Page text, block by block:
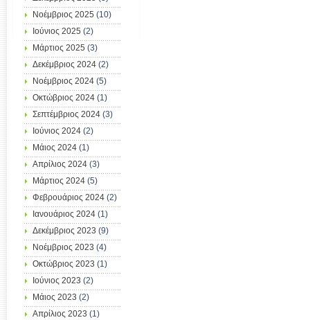
Νοέμβριος 2025 (10)
Ιούνιος 2025 (2)
Μάρτιος 2025 (3)
Δεκέμβριος 2024 (2)
Νοέμβριος 2024 (5)
Οκτώβριος 2024 (1)
Σεπτέμβριος 2024 (3)
Ιούνιος 2024 (2)
Μάιος 2024 (1)
Απρίλιος 2024 (3)
Μάρτιος 2024 (5)
Φεβρουάριος 2024 (2)
Ιανουάριος 2024 (1)
Δεκέμβριος 2023 (9)
Νοέμβριος 2023 (4)
Οκτώβριος 2023 (1)
Ιούνιος 2023 (2)
Μάιος 2023 (2)
Απρίλιος 2023 (1)